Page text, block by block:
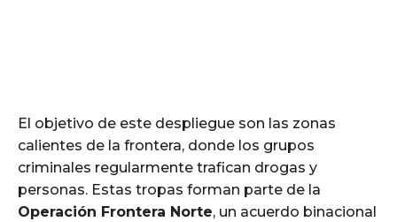
El objetivo de este despliegue son las zonas
calientes de la frontera, donde los grupos
criminales regularmente trafican drogas y
personas. Estas tropas forman parte de la
Operación Frontera Norte, un acuerdo binacional